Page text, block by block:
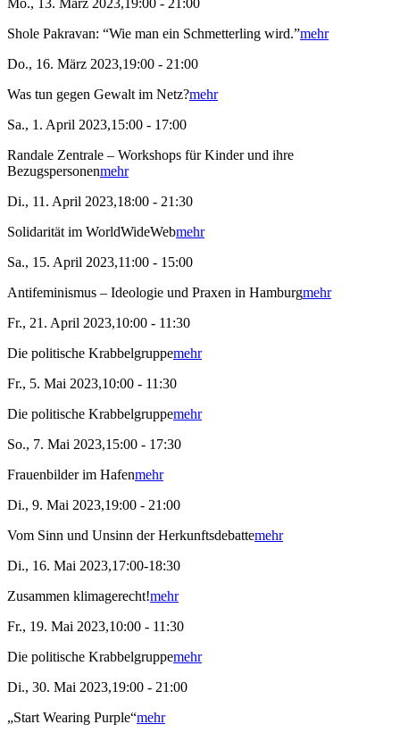
Mo., 13. März 2023,19:00 - 21:00
Shole Pakravan: “Wie man ein Schmetterling wird.”mehr
Do., 16. März 2023,19:00 - 21:00
Was tun gegen Gewalt im Netz?mehr
Sa., 1. April 2023,15:00 - 17:00
Randale Zentrale – Workshops für Kinder und ihre
Bezugspersonenmehr
Di., 11. April 2023,18:00 - 21:30
Solidarität im WorldWideWebmehr
Sa., 15. April 2023,11:00 - 15:00
Antifeminismus – Ideologie und Praxen in Hamburgmehr
Fr., 21. April 2023,10:00 - 11:30
Die politische Krabbelgruppemehr
Fr., 5. Mai 2023,10:00 - 11:30
Die politische Krabbelgruppemehr
So., 7. Mai 2023,15:00 - 17:30
Frauenbilder im Hafenmehr
Di., 9. Mai 2023,19:00 - 21:00
Vom Sinn und Unsinn der Herkunftsdebattemehr
Di., 16. Mai 2023,17:00-18:30
Zusammen klimagerecht!mehr
Fr., 19. Mai 2023,10:00 - 11:30
Die politische Krabbelgruppemehr
Di., 30. Mai 2023,19:00 - 21:00
„Start Wearing Purple“mehr